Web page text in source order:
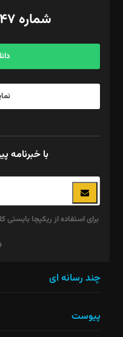
آگهی و مشترکین: ۰۹۱۹۹۹۹۰۴۵۴
شماره ۱۴۷ - مرداد ۱۴۰۵
با خبرنامه
نباید
چند رسانه ای
پیوست